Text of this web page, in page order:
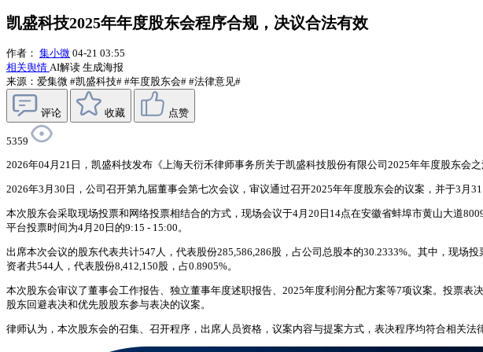
凯盛科技2025年年度股东会程序合规，决议合法有效
作者： 集小微 04-21 03:55
相关舆情 AI解读 生成海报
来源：爱集微 #凯盛科技# #年度股东会# #法律意见#
评论 收藏 点赞
5359
2026年04月21日，凯盛科技发布《上海天衍禾律师事务所关于凯盛科技股份有限公司2025年年度股东会之
2026年3月30日，公司召开第九届董事会第七次会议，审议通过召开2025年年度股东会的议案，并于3月
本次股东会采取现场投票和网络投票相结合的方式，现场会议于4月20日14点在安徽省蚌埠市黄山大道
平台投票时间为4月20日的9:15 - 15:00。
出席本次会议的股东代表共计547人，代表股份285,586,286股，占公司总股本的30.2333%。其中，现场
资者共544人，代表股份8,412,150股，占0.8905%。
本次股东会审议了董事会工作报告、独立董事年度述职报告、2025年度利润分配方案等7项议案。投票
股东回避表决和优先股股东参与表决的议案。
律师认为，本次股东会的召集、召开程序，出席人员资格，议案内容与提案方式，表决程序均符合相关法